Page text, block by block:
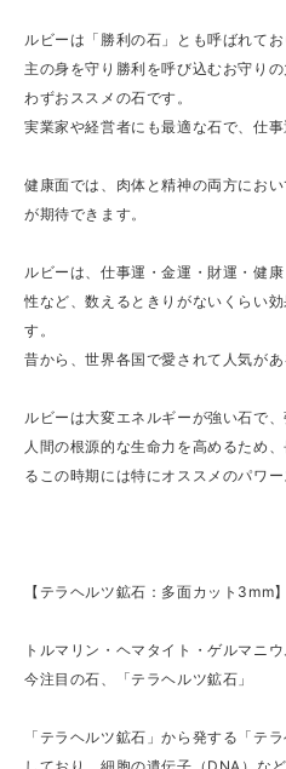
ルビーは「勝利の石」とも呼ばれて
主の身を守り勝利を呼び込むお守り
わずおススメの石です。
実業家や経営者にも最適な石で、仕事
健康面では、肉体と精神の両方にお
が期待できます。
ルビーは、仕事運・金運・財運・健
性など、数えるときりがないくらい
す。
昔から、世界各国で愛されて人気があ
ルビーは大変エネルギーが強い石で
人間の根源的な生命力を高めるため
るこの時期には特にオススメのパワー
【テラヘルツ鉱石：多面カット3mm】
トルマリン・ヘマタイト・ゲルマニ
今注目の石、「テラヘルツ鉱石」
「テラヘルツ鉱石」から発する「テ